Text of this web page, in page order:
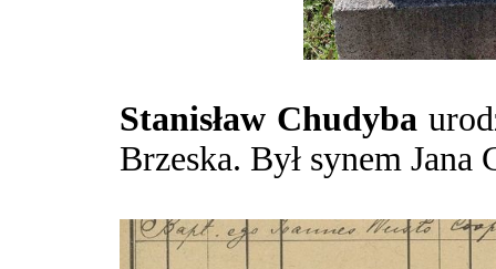
Stanisław Chudyba
Brzeska. Był synem